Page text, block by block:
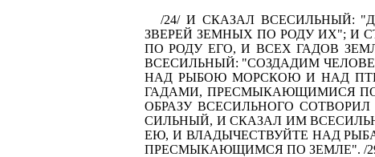
/24/ И СКАЗАЛ ВСЕСИЛЬНЫЙ:
ЗВЕРЕЙ ЗЕМНЫХ ПО РОДУ ИХ"; И
ПО РОДУ ЕГО, И ВСЕХ ГАДОВ
ВСЕСИЛЬНЫЙ: "СОЗДАДИМ
НАД РЫБОЮ МОРСКОЮ И НАД
ГАДАМИ, ПРЕСМЫКАЮЩИМИСЯ ПО
ОБРАЗУ ВСЕСИЛЬНОГО
СИЛЬНЫЙ, И СКАЗАЛ ИМ
ЕЮ, И ВЛАДЫЧЕСТВУЙТЕ НАД
ПРЕСМЫКАЮЩИМСЯ ПО ЗЕМЛЕ". /